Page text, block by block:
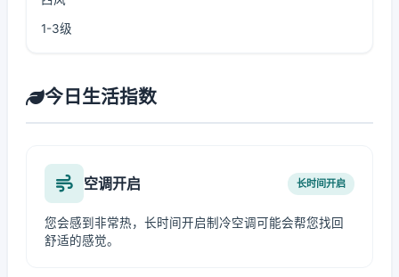
1-3级
今日生活指数
空调开启 长时间开启
您会感到非常热，长时间开启制冷空调可能会帮您找回
舒适的感觉。